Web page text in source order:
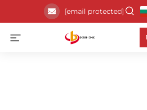
[email protected]